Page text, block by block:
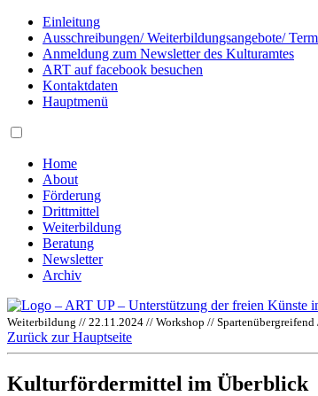
Einleitung
Ausschreibungen/ Weiterbildungsangebote/
Anmeldung zum Newsletter des Kulturamtes
ART auf facebook besuchen
Kontaktdaten
Hauptmenü
Home
About
Förderung
Drittmittel
Weiterbildung
Beratung
Newsletter
Archiv
Weiterbildung // 22.11.2024 // Workshop //
Zurück zur Hauptseite
Kulturfördermittel im Überblick